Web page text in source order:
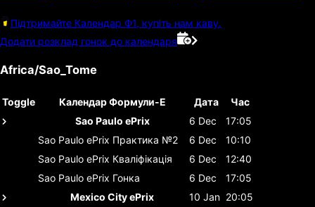
Підтримайте Календар Ф1, купіть нам каву.
Додати розклад гонок до календаря
Africa/Sao_Tome
Toggle Календар Формули-Е Дата
Час
Sao Paulo ePrix
6 Dec
17:05
Sao Paulo ePrix Практика №2 6 Dec
10:10
Sao Paulo ePrix Кваліфікація 6 Dec
12:40
Sao Paulo ePrix Гонка 6 Dec
17:05
Mexico City ePrix
10 Jan 20:05